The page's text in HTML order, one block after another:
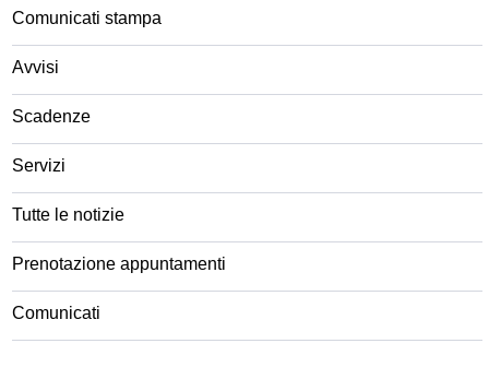
Comunicati stampa
Avvisi
Scadenze
Servizi
Tutte le notizie
Prenotazione appuntamenti
Comunicati